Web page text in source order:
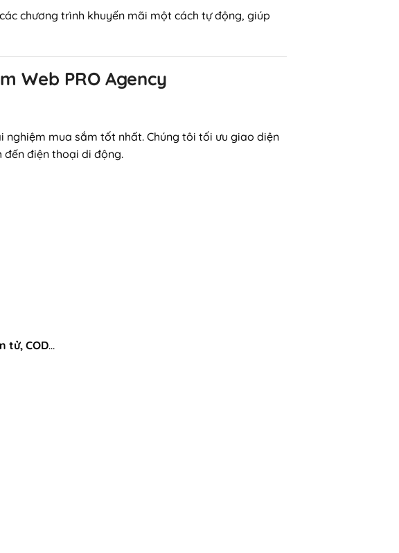
chương trình khuyến mãi một cách tự động, giúp
Web PRO Agency
nghiệm mua sắm tốt nhất. Chúng tôi tối ưu giao diện
điện thoại di động.
tử, COD…